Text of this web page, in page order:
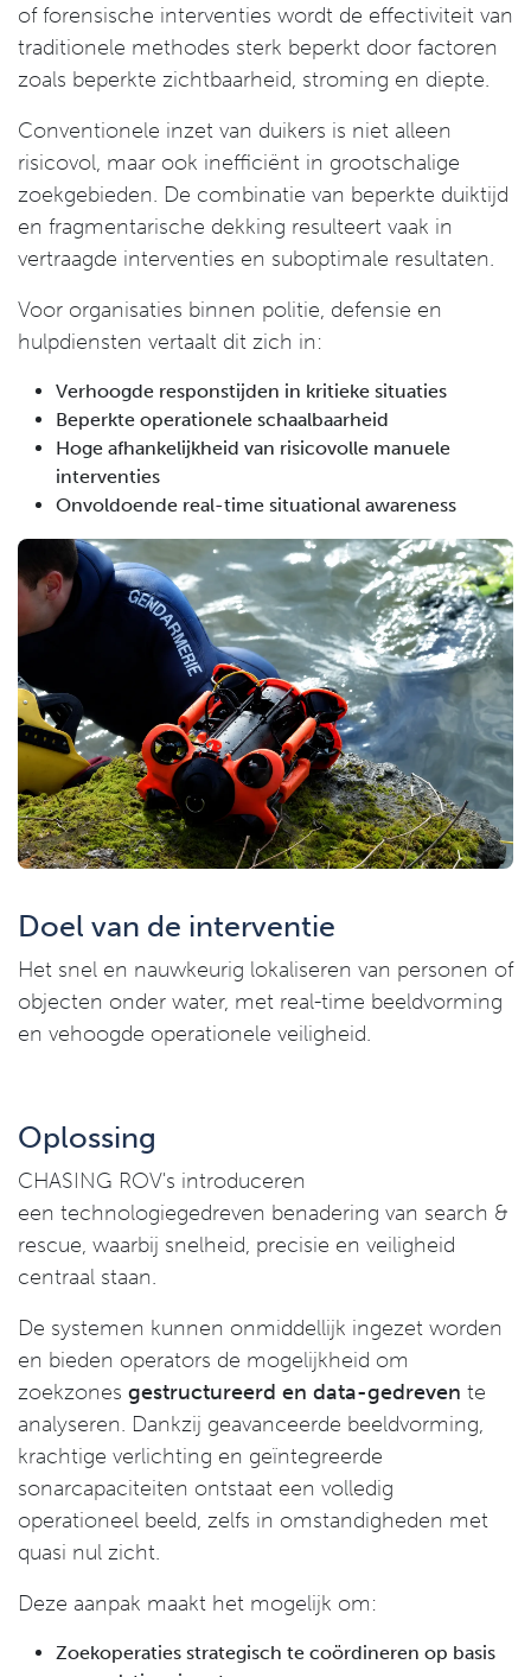
of forensische interventies wordt de effectiviteit van
traditionele methodes sterk beperkt door factoren
zoals beperkte zichtbaarheid, stroming en diepte.
Conventionele inzet van duikers is niet alleen
risicovol, maar ook inefficiënt in grootschalige
zoekgebieden. De combinatie van beperkte duiktijd
en fragmentarische dekking resulteert vaak in
vertraagde interventies en suboptimale resultaten.
Voor organisaties binnen politie, defensie en
hulpdiensten vertaalt dit zich in:
Verhoogde responstijden in kritieke situaties
Beperkte operationele schaalbaarheid
Hoge afhankelijkheid van risicovolle manuele
interventies
Onvoldoende real-time situational awareness
Doel van de interventie
Het snel en nauwkeurig lokaliseren van personen of
objecten onder water, met real-time beeldvorming
en vehoogde operationele veiligheid.
Oplossing
CHASING ROV's introduceren
een technologiegedreven benadering van search &
rescue, waarbij snelheid, precisie en veiligheid
centraal staan.
De systemen kunnen onmiddellijk ingezet worden
en bieden operators de mogelijkheid om
zoekzones gestructureerd en data-gedreven te
analyseren. Dankzij geavanceerde beeldvorming,
krachtige verlichting en geïntegreerde
sonarcapaciteiten ontstaat een volledig
operationeel beeld, zelfs in omstandigheden met
quasi nul zicht.
Deze aanpak maakt het mogelijk om:
Zoekoperaties strategisch te coördineren op basis